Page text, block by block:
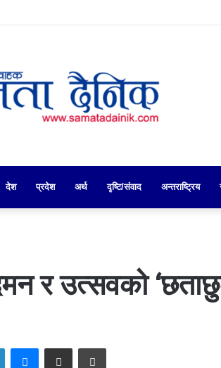
देश प्रदेश अर्थ दृष्टि/संवाद अन्तराष्ट्रिय
र उत्सवको